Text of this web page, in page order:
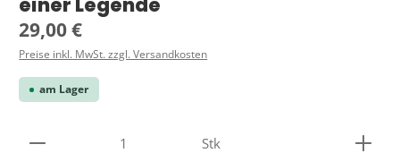
Regulärer Preis:
29,00 €
Preise inkl. MwSt. zzgl. Versandkosten
am Lager
Produkt Anzahl: Gib den gewünschten Wert ein
Stk